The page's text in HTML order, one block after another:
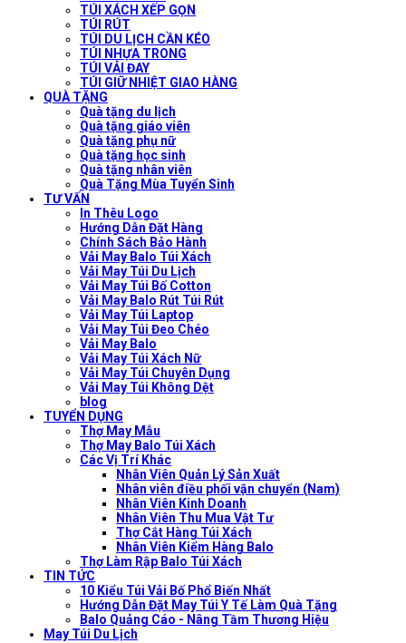
TÚI XÁCH XẾP GỌN
TÚI RÚT
TÚI DU LỊCH CẦN KÉO
TÚI NHỰA TRONG
TÚI VẢI ĐAY
TÚI GIỮ NHIỆT GIAO HÀNG
QUÀ TẶNG
Quà tặng du lịch
Quà tặng giáo viên
Quà tặng phụ nữ
Quà tặng học sinh
Quà tặng nhân viên
Quà Tặng Mùa Tuyển Sinh
TƯ VẤN
In Thêu Logo
Hướng Dẫn Đặt Hàng
Chính Sách Bảo Hành
Vải May Balo Túi Xách
Vải May Túi Du Lịch
Vải May Túi Bố Cotton
Vải May Balo Rút Túi Rút
Vải May Túi Laptop
Vải May Túi Đeo Chéo
Vải May Balo
Vải May Túi Xách Nữ
Vải May Túi Chuyên Dụng
Vải May Túi Không Dệt
blog
TUYỂN DỤNG
Thợ May Mẫu
Thợ May Balo Túi Xách
Các Vị Trí Khác
Nhân Viên Quản Lý Sản Xuất
Nhân viên điều phối vận chuyển (Nam)
Nhân Viên Kinh Doanh
Nhân Viên Thu Mua Vật Tư
Thợ Cắt Hàng Túi Xách
Nhân Viên Kiểm Hàng Balo
Thợ Làm Rập Balo Túi Xách
TIN TỨC
10 Kiểu Túi Vải Bố Phổ Biến Nhất
Hướng Dẫn Đặt May Túi Y Tế Làm Quà Tặng
Balo Quảng Cáo - Nâng Tầm Thương Hiệu
May Túi Du Lịch